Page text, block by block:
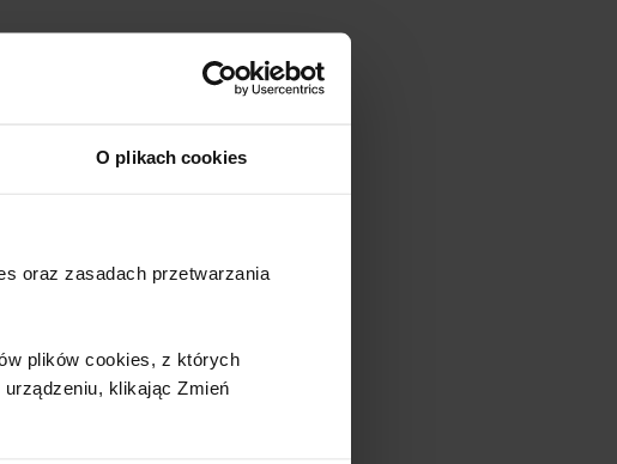
O plikach cookies
oraz zasadach przetwarzania
plików cookies,​ z których
klikając Zmień